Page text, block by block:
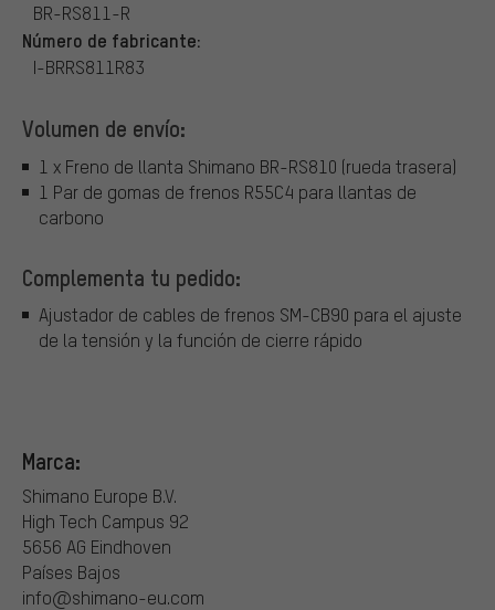
BR-RS811-R
Número de fabricante:
I-BRRS811R83
Volumen de envío:
1 x Freno de llanta Shimano BR-RS810 (rueda trasera)
1 Par de gomas de frenos R55C4 para llantas de
carbono
Complementa tu pedido:
Ajustador de cables de frenos SM-CB90 para el ajuste
de la tensión y la función de cierre rápido
Marca:
Shimano Europe B.V.
High Tech Campus 92
5656 AG Eindhoven
Países Bajos
info@shimano-eu.com